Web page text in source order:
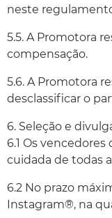
neste
5.5. A Promotora
compensação.
5.6. A Promotora
desclassificar o
6. Seleção e
6.1 Os
cuidada de todas
6.2 No prazo
Instagram®, na